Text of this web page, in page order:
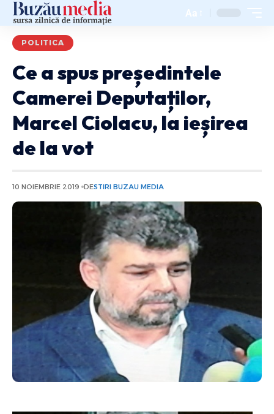
Aa
POLITICA
Ce a spus președintele
Camerei Deputaților,
Marcel Ciolacu, la ieșirea
de la vot
10 NOIEMBRIE 2019 DESTIRI BUZAU MEDIA